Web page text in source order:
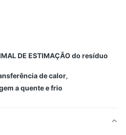
DE ESTIMAÇÃO do resíduo
de calor,
a quente e frio